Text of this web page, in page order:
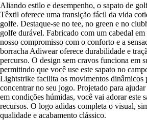
Aliando estilo e desempenho, o sapato de
Têxtil oferece uma transição fácil da vida
golfe. Destaque-se no tee, no green e no
golfe durável. Fabricado com um cabedal
nosso compromisso com o conforto e a
borracha Adiwear oferece durabilidade e
percurso. O design sem cravos funciona em
permitindo que você use este sapato no
Lightstrike facilita os movimentos dinâmicos
concentrar no seu jogo. Projetado para ajudar
em condições húmidas, você vai adorar este
recursos. O logo adidas completa o visual,
qualidade e acabamento clássico.